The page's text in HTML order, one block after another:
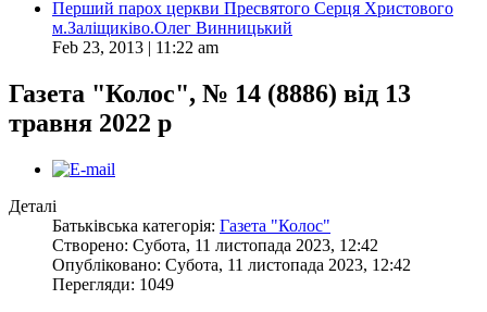
Перший парох церкви Пресвятого Серця Христового
м.Заліщиківо.Олег Винницький
Feb 23, 2013 | 11:22 am
Газета "Колос", № 14 (8886) від 13
травня 2022 р
Деталі
Батьківська категорія: Газета "Колос"
Створено: Субота, 11 листопада 2023, 12:42
Опубліковано: Субота, 11 листопада 2023, 12:42
Перегляди: 1049